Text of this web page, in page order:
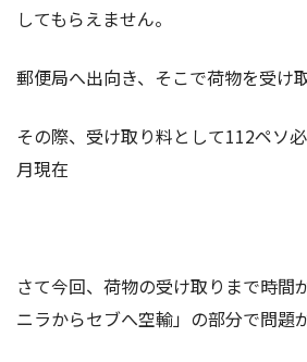
してもらえません。
郵便局へ出向き、そこで荷物を受け
その際、受け取り料として112ペソ
月現在
さて今回、荷物の受け取りまで時間
ニラからセブへ空輸」の部分で問題